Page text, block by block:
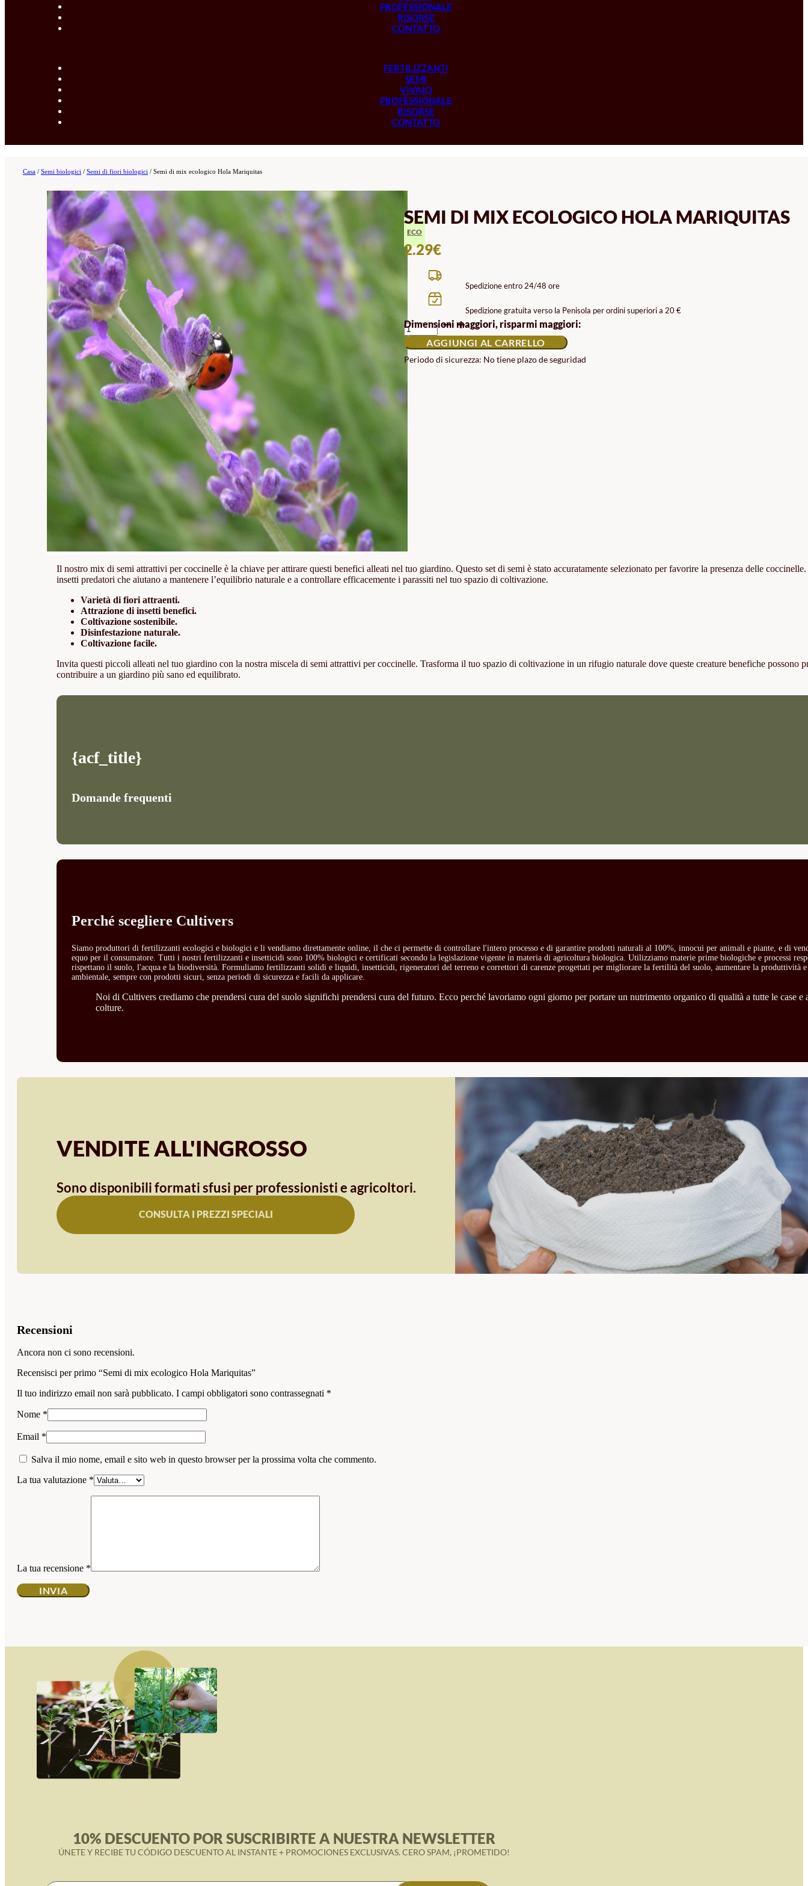
PROFESSIONALE
RISORSE
CONTATTO
FERTILIZZANTI
SEMI
VIVAIO
PROFESSIONALE
RISORSE
CONTATTO
Casa / Semi biologici / Semi di fiori biologici / Semi di mix ecologico Hola Mariquitas
SEMI DI MIX ECOLOGICO HOLA MARIQUITAS
ECO
2.29€
Spedizione entro 24/48 ore
Spedizione gratuita verso la Penisola per ordini superiori a 20 €
Dimensioni maggiori, risparmi maggiori:
SEMI
DI
MIX
ECOLOGICO
HOLA
AGGIUNGI AL CARRELLO
Periodo di sicurezza: No tiene plazo de seguridad
Il nostro mix di semi attrattivi per coccinelle è la chiave per attirare questi benefici alleati nel tuo giardino. Questo set di semi è stato accuratamente selezionato per favorire la presenza delle
insetti predatori che aiutano a mantenere l’equilibrio naturale e a controllare efficacemente i parassiti nel tuo spazio di coltivazione.
Varietà di fiori attraenti.
Attrazione di insetti benefici.
Coltivazione sostenibile.
Disinfestazione naturale.
Coltivazione facile.
Invita questi piccoli alleati nel tuo giardino con la nostra miscela di semi attrattivi per coccinelle. Trasforma il tuo spazio di coltivazione in un rifugio naturale dove queste creature benefiche possono
contribuire a un giardino più sano ed equilibrato.
{acf_title}
Domande frequenti
Perché scegliere Cultivers
Siamo produttori di fertilizzanti ecologici e biologici e li vendiamo direttamente online, il che ci permette di controllare l'intero processo e di garantire prodotti naturali al 100%, innocui per animali e piante, e di
equo per il consumatore. Tutti i nostri fertilizzanti e insetticidi sono 100% biologici e certificati secondo la legislazione vigente in materia di agricoltura biologica. Utilizziamo materie prime biologiche e processi
rispettano il suolo, l'acqua e la biodiversità. Formuliamo fertilizzanti solidi e liquidi, insetticidi, rigeneratori del terreno e correttori di carenze progettati per migliorare la fertilità del suolo, aumentare la produttività
ambientale, sempre con prodotti sicuri, senza periodi di sicurezza e facili da applicare.
Noi di Cultivers crediamo che prendersi cura del suolo significhi prendersi cura del futuro. Ecco perché lavoriamo ogni giorno per portare un nutrimento organico di qualità a tutte le case e
colture.
VENDITE ALL'INGROSSO
Sono disponibili formati sfusi per professionisti e agricoltori.
CONSULTA I PREZZI SPECIALI
Recensioni
Ancora non ci sono recensioni.
Recensisci per primo “Semi di mix ecologico Hola Mariquitas”
Il tuo indirizzo email non sarà pubblicato. I campi obbligatori sono contrassegnati *
Nome *
Email *
Salva il mio nome, email e sito web in questo browser per la prossima volta che commento.
La tua valutazione *
La tua recensione *
10% DESCUENTO POR SUSCRIBIRTE A NUESTRA NEWSLETTER
ÚNETE Y RECIBE TU CÓDIGO DESCUENTO AL INSTANTE + PROMOCIONES EXCLUSIVAS. CERO SPAM, ¡PROMETIDO!